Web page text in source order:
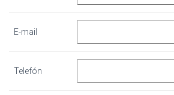
E-mail
Telefón